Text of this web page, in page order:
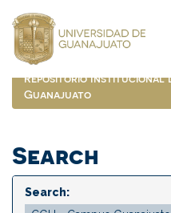
navigation
Repositorio Institucional
Guanajuato
Search
Search: